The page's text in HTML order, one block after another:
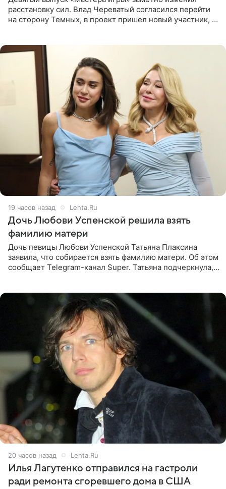
расстановку сил. Влад Череватый согласился перейти
на сторону Темных, в проект пришел новый участник, а
19 часов назад Lenta.Ru
Дочь Любови Успенской решила взять
фамилию матери
Дочь певицы Любови Успенской Татьяна Плаксина
заявила, что собирается взять фамилию матери. Об этом
сообщает Telegram-канал Super. Татьяна подчеркнула,
20 часов назад Lenta.Ru
Илья Лагутенко отправился на гастроли
ради ремонта сгоревшего дома в США